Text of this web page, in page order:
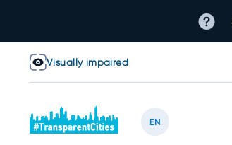
Visually impaired
EN